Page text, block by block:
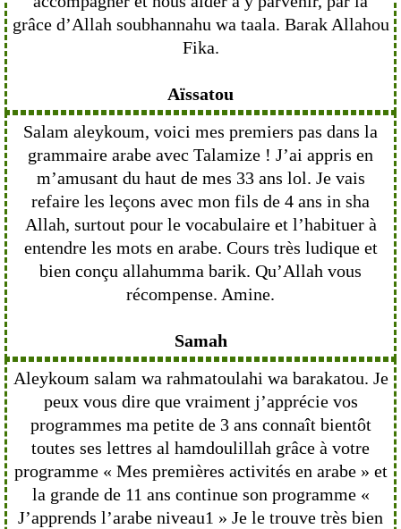
grâce d’Allah soubhannahu wa taala. Barak Allahou
Fika.
Aïssatou
Salam aleykoum, voici mes premiers pas dans la
grammaire arabe avec Talamize ! J’ai appris en
m’amusant du haut de mes 33 ans lol. Je vais
refaire les leçons avec mon fils de 4 ans in sha
Allah, surtout pour le vocabulaire et l’habituer à
entendre les mots en arabe. Cours très ludique et
bien conçu allahumma barik. Qu’Allah vous
récompense. Amine.
Samah
Aleykoum salam wa rahmatoulahi wa barakatou. Je
peux vous dire que vraiment j’apprécie vos
programmes ma petite de 3 ans connaît bientôt
toutes ses lettres al hamdoulillah grâce à votre
programme « Mes premières activités en arabe » et
la grande de 11 ans continue son programme «
J’apprends l’arabe niveau1 » Je le trouve très bien